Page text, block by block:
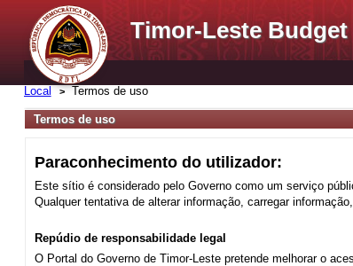
Timor-Leste
Local Termos de uso
Termos de uso
Paraconhecimento do utilizador:
Este sítio é considerado pelo Governo como um serviço
Qualquer tentativa de alterar informação, carregar
Repúdio de responsabilidade legal
O Portal do Governo de Timor-Leste pretende melhorar o